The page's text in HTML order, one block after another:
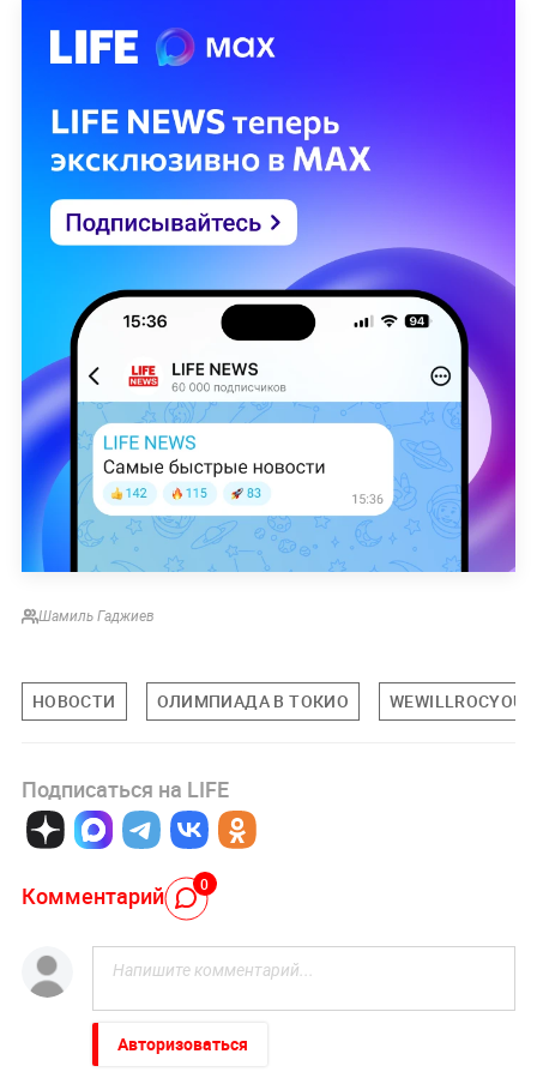
Шамиль Гаджиев
НОВОСТИ ОЛИМПИАДА В ТОКИО WEWILLROCYOU
Подписаться на LIFE
Комментарий 0
Авторизоваться